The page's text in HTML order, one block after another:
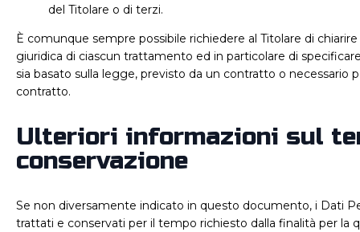
del Titolare o di terzi.
È comunque sempre possibile richiedere al Titolare di
giuridica di ciascun trattamento ed in particolare di
sia basato sulla legge, previsto da un contratto o necessario
contratto.
Ulteriori informazioni sul
conservazione
Se non diversamente indicato in questo documento, i Dati
trattati e conservati per il tempo richiesto dalla finalità per la